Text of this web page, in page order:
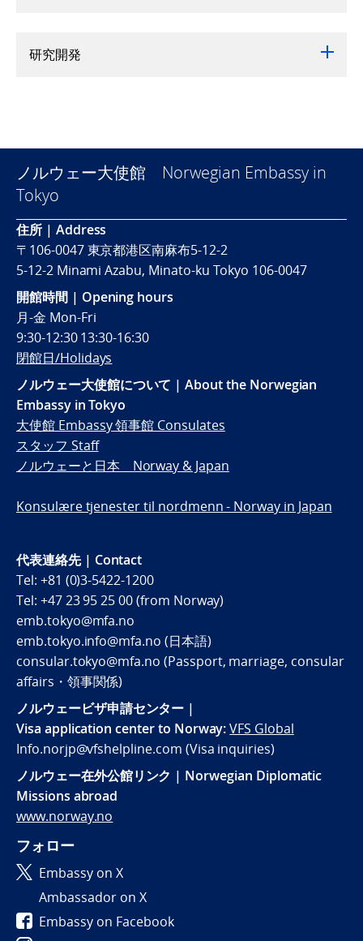
研究開発
ノルウェー大使館 Norwegian Embassy in
Tokyo
住所 | Address
〒106-0047 東京都港区南麻布5-12-2
5-12-2 Minami Azabu, Minato-ku Tokyo 106-0047
開館時間 | Opening hours
月-金 Mon-Fri
9:30-12:30 13:30-16:30
閉館日/Holidays
ノルウェー大使館について | About the Norwegian
Embassy in Tokyo
大使館 Embassy 領事館 Consulates
スタッフ Staff
ノルウェーと日本 Norway & Japan
Konsulære tjenester til nordmenn - Norway in Japan
代表連絡先 | Contact
Tel: +81 (0)3-5422-1200
Tel: +47 23 95 25 00 (from Norway)
emb.tokyo@mfa.no
emb.tokyo.info@mfa.no (日本語)
consular.tokyo@mfa.no (Passport, marriage, consular
affairs・領事関係)
ノルウェービザ申請センター |
Visa application center to Norway:VFS Global
Info.norjp@vfshelpline.com (Visa inquiries)
ノルウェー在外公館リンク | Norwegian Diplomatic
Missions abroad
www.norway.no
フォロー
Embassy on X
Ambassador on X
Embassy on Facebook